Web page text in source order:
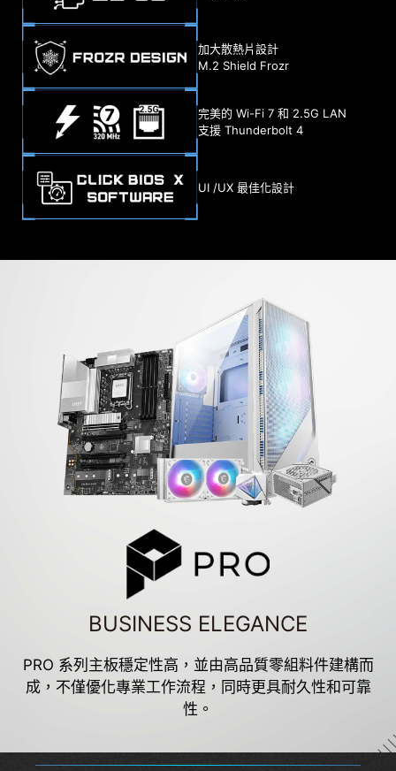
加大散熱片設計
M.2 Shield Frozr
完美的 Wi-Fi 7 和 2.5G LAN
支援 Thunderbolt 4
UI /UX 最佳化設計
BUSINESS ELEGANCE
PRO 系列主板穩定性高，並由高品質零組料件建構而
成，不僅優化專業工作流程，同時更具耐久性和可靠
性。